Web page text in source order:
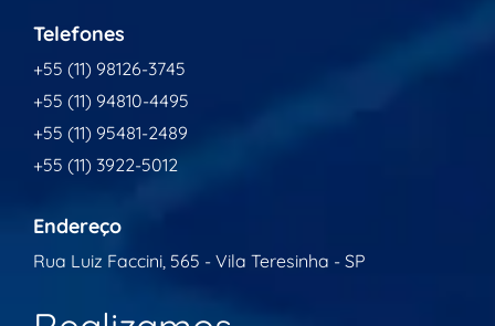
Telefones
+55 (11) 98126-3745
+55 (11) 94810-4495
+55 (11) 95481-2489
+55 (11) 3922-5012
Endereço
Rua Luiz Faccini, 565 - Vila Teresinha - SP